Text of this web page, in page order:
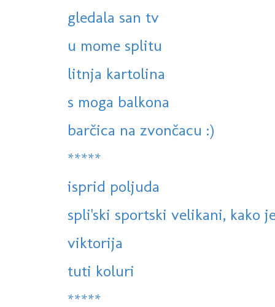
gledala san tv
u mome splitu
litnja kartolina
s moga balkona
barčica na zvončacu :)
*****
isprid poljuda
spli'ski sportski velikani, kako
viktorija
tuti koluri
*****